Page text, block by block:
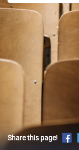
Share this page!